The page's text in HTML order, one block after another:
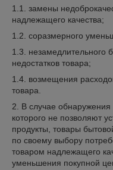
1.1. замены
надлежащего качества;
1.2. соразмерного
1.3. незамедлительного
недостатков товара;
1.4. возмещения
товара.
2. В случае обнаружения
которого не позволяют
продукты, товары
по своему выбору
товаром надлежащего
уменьшения покупной